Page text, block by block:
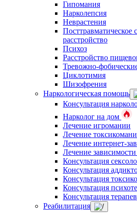
Гипомания
Нарколепсия
Неврастения
Посттравматическое
расстройство
Психоз
Расстройство
Тревожно-
Циклотимия
Шизофрения
Наркологическая помощь
Консультация
Нарколог на дом
Лечение игромании
Лечение
Лечение интернет-
Лечение
Консультация
Консультация
Консультация
Консультация
Консультация
Реабилитация